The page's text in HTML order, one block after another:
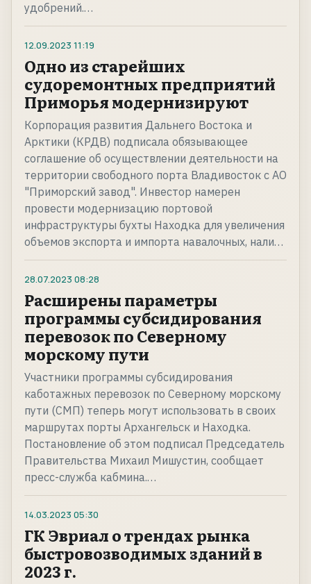
удобрений.…
12.09.2023 11:19
Одно из старейших
судоремонтных предприятий
Приморья модернизируют
Корпорация развития Дальнего Востока и
Арктики (КРДВ) подписала обязывающее
соглашение об осуществлении деятельности на
территории свободного порта Владивосток с АО
"Приморский завод". Инвестор намерен
провести модернизацию портовой
инфраструктуры бухты Находка для увеличения
объемов экспорта и импорта навалочных, нали…
28.07.2023 08:28
Расширены параметры
программы субсидирования
перевозок по Северному
морскому пути
Участники программы субсидирования
каботажных перевозок по Северному морскому
пути (СМП) теперь могут использовать в своих
маршрутах порты Архангельск и Находка.
Постановление об этом подписал Председатель
Правительства Михаил Мишустин, сообщает
пресс-служба кабмина.…
14.03.2023 05:30
ГК Эвриал о трендах рынка
быстровозводимых зданий в
2023 г.